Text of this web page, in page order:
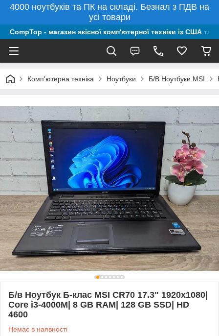
4000 ноутбуків та ПК на складі. Безнал з ПДВ на
усі товари
CompTop - магазин якісної комп'ютерної техніки із США та
Комп'ютерна техніка Ноутбуки Б/В Ноутбуки MSI
Б/в Ноутбук Б-клас MSI CR70 17.3" 1920x1080|
Core i3-4000M| 8 GB RAM| 128 GB SSD| HD
4600
Немає в наявності